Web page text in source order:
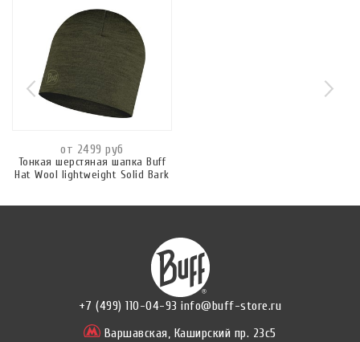
от 2499 руб
Тонкая шерстяная шапка Buff
Hat Wool Iightweight Solid Bark
+7 (499) 110-04-93 info@buff-store.ru
Варшавская, Каширский пр. 23с5